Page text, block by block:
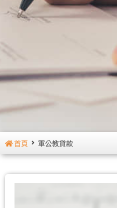
首頁 軍公教貸款